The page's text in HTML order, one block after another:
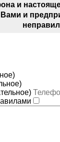
и
Вами и